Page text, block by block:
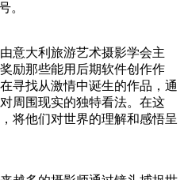
。
意大利旅游艺术摄影学会主
励那些能用后期软件创作作
寻找从激情中诞生的作品，通
周围现实的独特看法。在这
将他们对世界的理解和感悟呈